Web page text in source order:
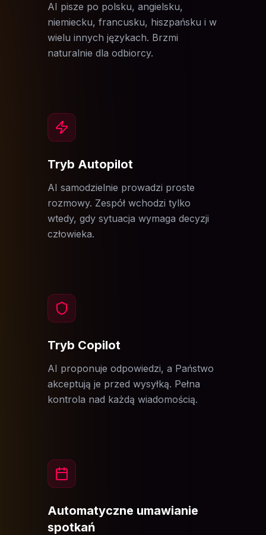
AI pisze po polsku, angielsku,
niemiecku, francusku, hiszpańsku i w
wielu innych językach. Brzmi
naturalnie dla odbiorcy.
Tryb Autopilot
AI samodzielnie prowadzi proste
rozmowy. Zespół wchodzi tylko
wtedy, gdy sytuacja wymaga decyzji
człowieka.
Tryb Copilot
AI proponuje odpowiedzi, a Państwo
akceptują je przed wysyłką. Pełna
kontrola nad każdą wiadomością.
Automatyczne umawianie
spotkań